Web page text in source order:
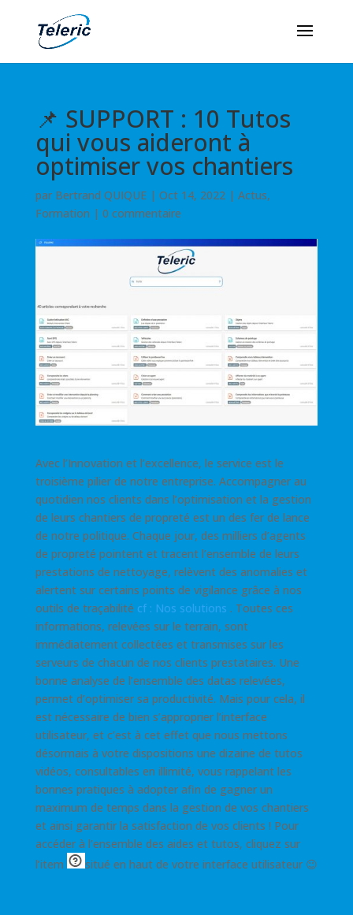
📌 SUPPORT : 10 Tutos
qui vous aideront à
optimiser vos chantiers
par Bertrand QUIQUE| Oct 14, 2022| Actus,
Formation | 0 commentaire
Avec l’Innovation et l’excellence, le service est le
troisième pilier de notre entreprise. Accompagner au
quotidien nos clients dans l’optimisation et la gestion
de leurs chantiers de propreté est un des fer de lance
de notre politique. Chaque jour, des milliers d’agents
de propreté pointent et tracent l’ensemble de leurs
prestations de nettoyage, relèvent des anomalies et
alertent sur certains points de vigilance grâce à nos
outils de traçabilité cf : Nos solutions . Toutes ces
informations, relevées sur le terrain, sont
immédiatement collectées et transmises sur les
serveurs de chacun de nos clients prestataires. Une
bonne analyse de l’ensemble des datas relevées,
permet d’optimiser sa productivité. Mais pour cela, il
est nécessaire de bien s’approprier l’interface
utilisateur, et c’est à cet effet que nous mettons
désormais à votre dispositions une dizaine de tutos
vidéos, consultables en illimité, vous rappelant les
bonnes pratiques à adopter afin de gagner un
maximum de temps dans la gestion de vos chantiers
et ainsi garantir la satisfaction de vos clients ! Pour
accéder à l’ensemble des aides et tutos, cliquez sur
l’item
situé en haut de votre interface utilisateur 😉